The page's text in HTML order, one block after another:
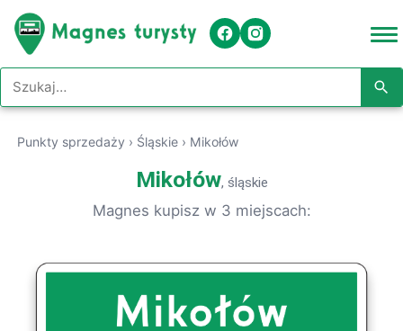
Szukaj w serwisie
Punkty sprzedaży › Śląskie › Mikołów
Mikołów, śląskie
Magnes kupisz w 3 miejscach: